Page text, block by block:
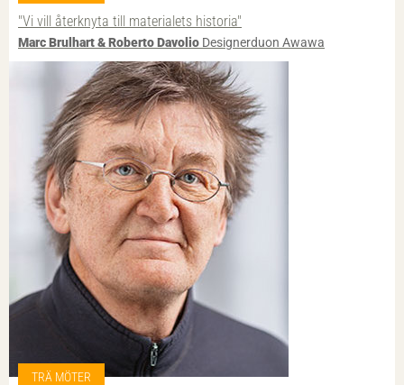
"Vi vill återknyta till materialets historia"
Marc Brulhart & Roberto Davolio Designerduon Awawa
TRÄ MÖTER